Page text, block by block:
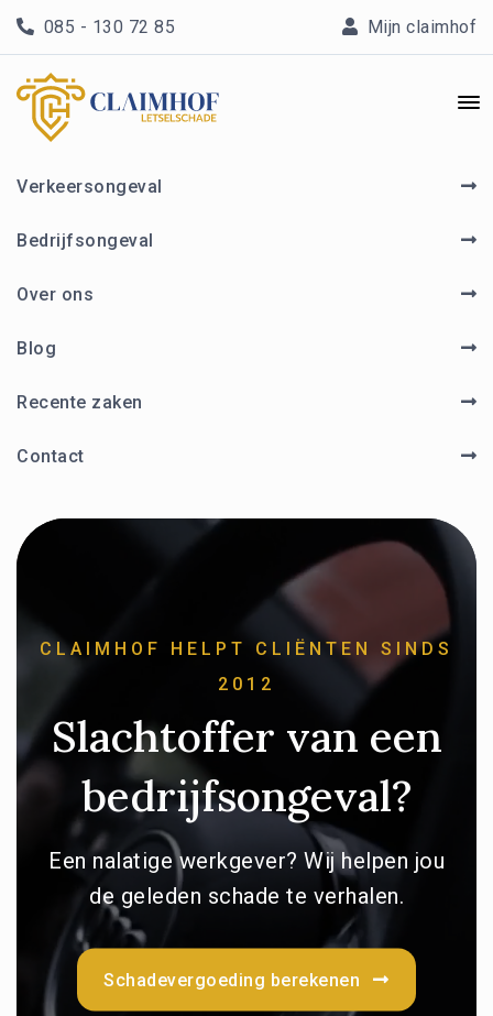
 085 - 130 72 85  Mijn claimhof
Verkeersongeval 
Bedrijfsongeval 
Over ons 
Blog 
Recente zaken 
Contact 
CLAIMHOF HELPT CLIËNTEN SINDS
2012
Slachtoffer van een
bedrijfsongeval?
Een nalatige werkgever? Wij helpen jou
de geleden schade te verhalen.
Schadevergoeding berekenen 